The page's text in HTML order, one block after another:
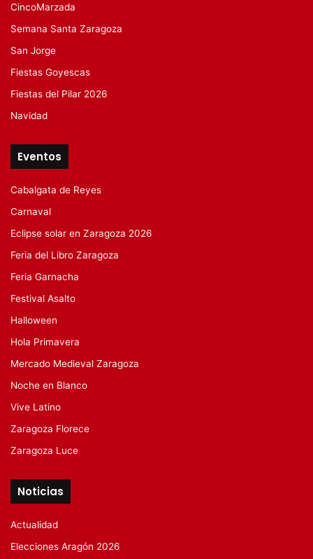
CincoMarzada
Semana Santa Zaragoza
San Jorge
Fiestas Goyescas
Fiestas del Pilar 2026
Navidad
Eventos
Cabalgata de Reyes
Carnaval
Eclipse solar en Zaragoza 2026
Feria del Libro Zaragoza
Feria Garnacha
Festival Asalto
Halloween
Hola Primavera
Mercado Medieval Zaragoza
Noche en Blanco
Vive Latino
Zaragoza Florece
Zaragoza Luce
Noticias
Actualidad
Elecciones Aragón 2026